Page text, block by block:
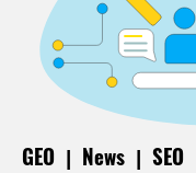
GEO News SEO